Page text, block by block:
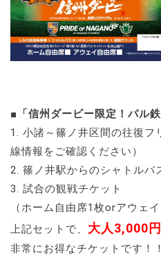
■「信州ダービー限定！パル
1. 小諸～篠ノ井区間の往復
線情報をご確認ください）
2. 篠ノ井駅からのシャトルバ
3. 試合の観戦チケット
（ホーム自由席1枚orアウェイ
上記セットで、 大人3,000
非常にお得なチケットです！！